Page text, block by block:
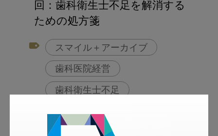
回：歯科衛生士不足を解消する
ための処方箋
スマイル＋アーカイブ
歯科医院経営
歯科衛生士不足